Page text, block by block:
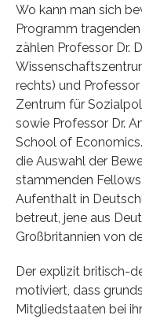
Wo kann man sich
Programm
zählen Professor Dr.
rechts) und
Zentrum für
sowie Professor Dr.
School of
die Auswahl der
stammenden
Aufenthalt in
betreut, jene aus
Großbritannien von
Der explizit britisch-
motiviert, dass
Mitgliedstaaten bei